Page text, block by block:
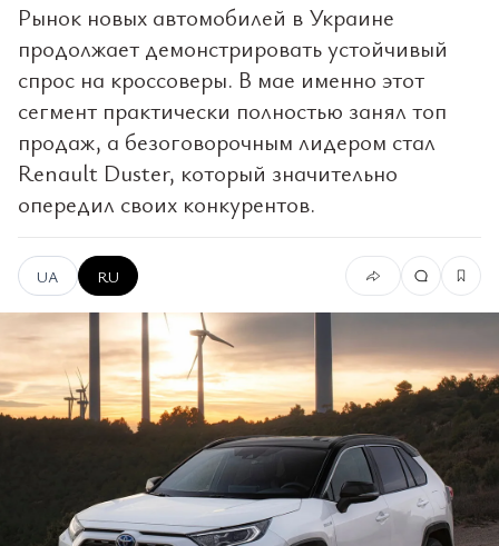
Рынок новых автомобилей в Украине
продолжает демонстрировать устойчивый
спрос на кроссоверы. В мае именно этот
сегмент практически полностью занял топ
продаж, а безоговорочным лидером стал
Renault Duster, который значительно
опередил своих конкурентов.
UA RU